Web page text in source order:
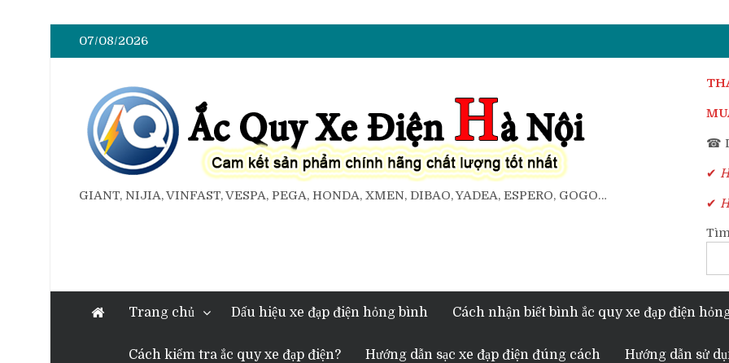
07/08/2026
GIANT, NIJIA, VINFAST, VESPA, PEGA, HONDA, XMEN, DIBAO, YADEA, ESPERO, GOGO…
☎
✔
✔
Trang chủ Dấu hiệu xe đạp điện hỏng bình Cách nhận biết bình ắc quy xe đạp điện
Cách kiểm tra ắc quy xe đạp điện? Hướng dẫn sạc xe đạp điện đúng cách Hướng dẫn sử